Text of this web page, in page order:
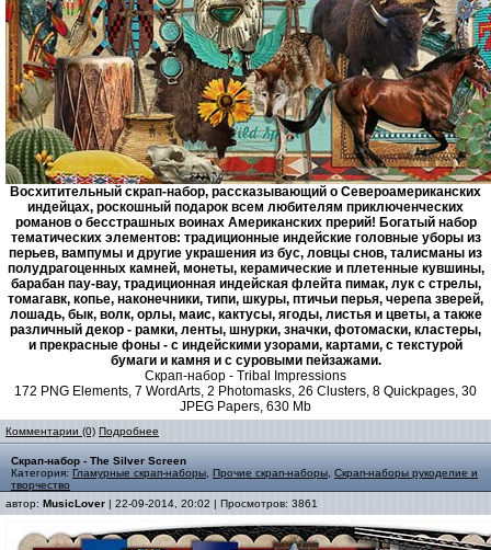
Восхитительный скрап-набор, рассказывающий о Североамериканских
индейцах, роскошный подарок всем любителям приключенческих
романов о бесстрашных воинах Американских прерий! Богатый набор
тематических элементов: традиционные индейские головные уборы из
перьев, вампумы и другие украшения из бус, ловцы снов, талисманы из
полудрагоценных камней, монеты, керамические и плетенные кувшины,
барабан пау-вау, традиционная индейская флейта пимак, лук с стрелы,
томагавк, копье, наконечники, типи, шкуры, птичьи перья, черепа зверей,
лошадь, бык, волк, орлы, маис, кактусы, ягоды, листья и цветы, а также
различный декор - рамки, ленты, шнурки, значки, фотомаски, кластеры,
и прекрасные фоны - с индейскими узорами, картами, с текстурой
бумаги и камня и с суровыми пейзажами.
Скрап-набор - Tribal Impressions
172 PNG Elements, 7 WordArts, 2 Photomasks, 26 Clusters, 8 Quickpages, 30
JPEG Papers, 630 Mb
Комментарии (0) Подробнее
Скрап-набор - The Silver Screen
Категория: Гламурные скрап-наборы Прочие скрап-наборы Скрап-наборы рукоделие и
творчество
автор: MusicLover | 22-09-2014, 20:02 | Просмотров: 3861